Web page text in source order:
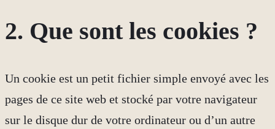
2. Que sont les cookies ?
Un cookie est un petit fichier simple envoyé avec les
pages de ce site web et stocké par votre navigateur
sur le disque dur de votre ordinateur ou d’un autre